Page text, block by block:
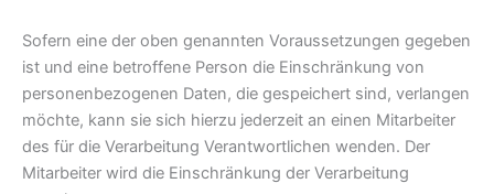
Sofern eine der oben genannten Voraussetzungen gegeben
ist und eine betroffene Person die Einschränkung von
personenbezogenen Daten, die gespeichert sind, verlangen
möchte, kann sie sich hierzu jederzeit an einen Mitarbeiter
des für die Verarbeitung Verantwortlichen wenden. Der
Mitarbeiter wird die Einschränkung der Verarbeitung